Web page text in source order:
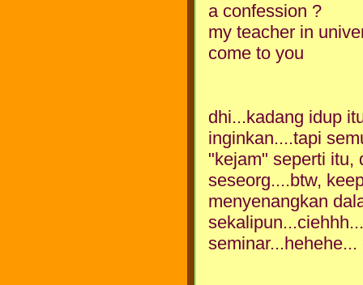
a confession ?
my teacher in
come to you
dhi...kadang idup
inginkan....tapi
"kejam" seperti itu,
seseorg....btw,
menyenangkan
seminar...hehehe...